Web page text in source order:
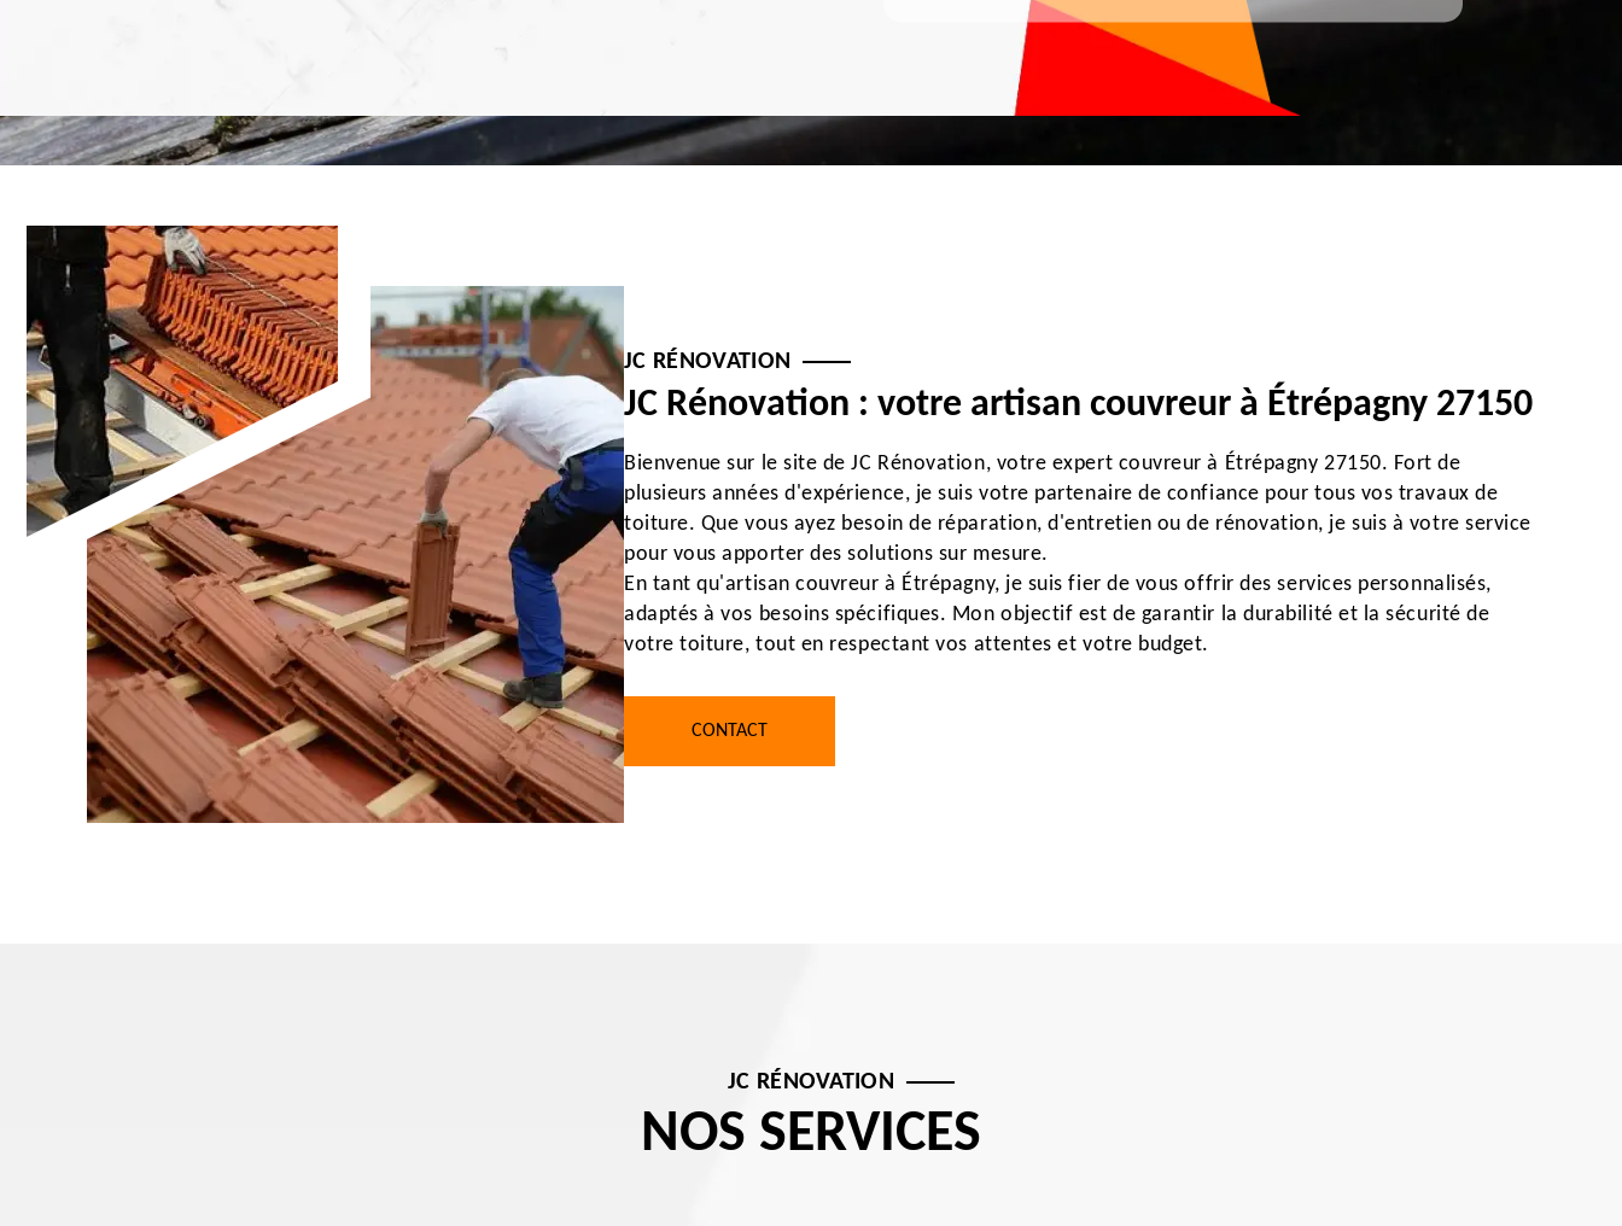
JC RÉNOVATION
JC Rénovation : votre artisan couvreur à Étrépagny 27150
Bienvenue sur le site de JC Rénovation, votre expert couvreur à Étrépagny 27150. Fort de
plusieurs années d'expérience, je suis votre partenaire de confiance pour tous vos travaux de
toiture. Que vous ayez besoin de réparation, d'entretien ou de rénovation, je suis à votre service
pour vous apporter des solutions sur mesure.
En tant qu'artisan couvreur à Étrépagny, je suis fier de vous offrir des services personnalisés,
adaptés à vos besoins spécifiques. Mon objectif est de garantir la durabilité et la sécurité de
votre toiture, tout en respectant vos attentes et votre budget.
CONTACT
JC RÉNOVATION
NOS SERVICES